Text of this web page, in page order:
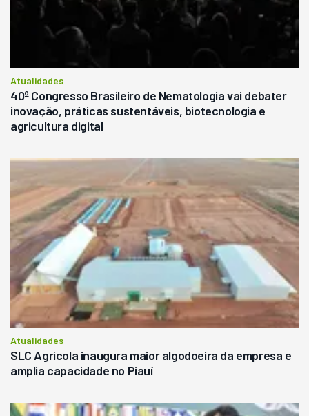
Atualidades
40º Congresso Brasileiro de Nematologia vai debater
inovação, práticas sustentáveis, biotecnologia e
agricultura digital
Atualidades
SLC Agrícola inaugura maior algodoeira da empresa e
amplia capacidade no Piauí